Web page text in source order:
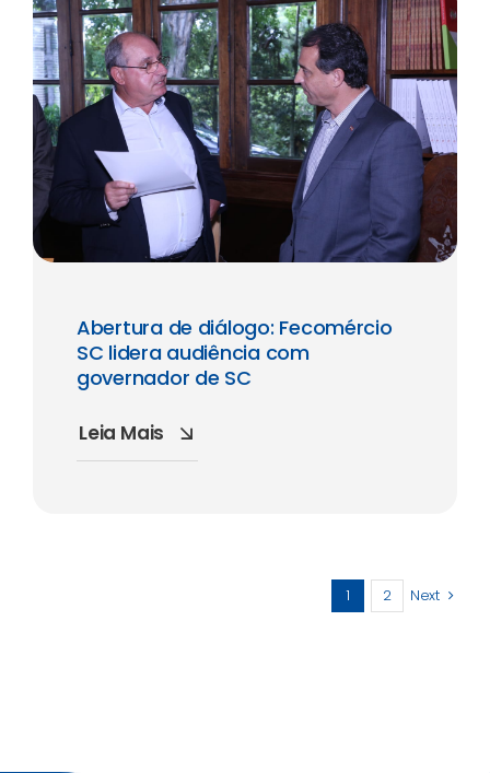
Abertura de diálogo: Fecomércio
SC lidera audiência com
governador de SC
Leia Mais
1 2 Next